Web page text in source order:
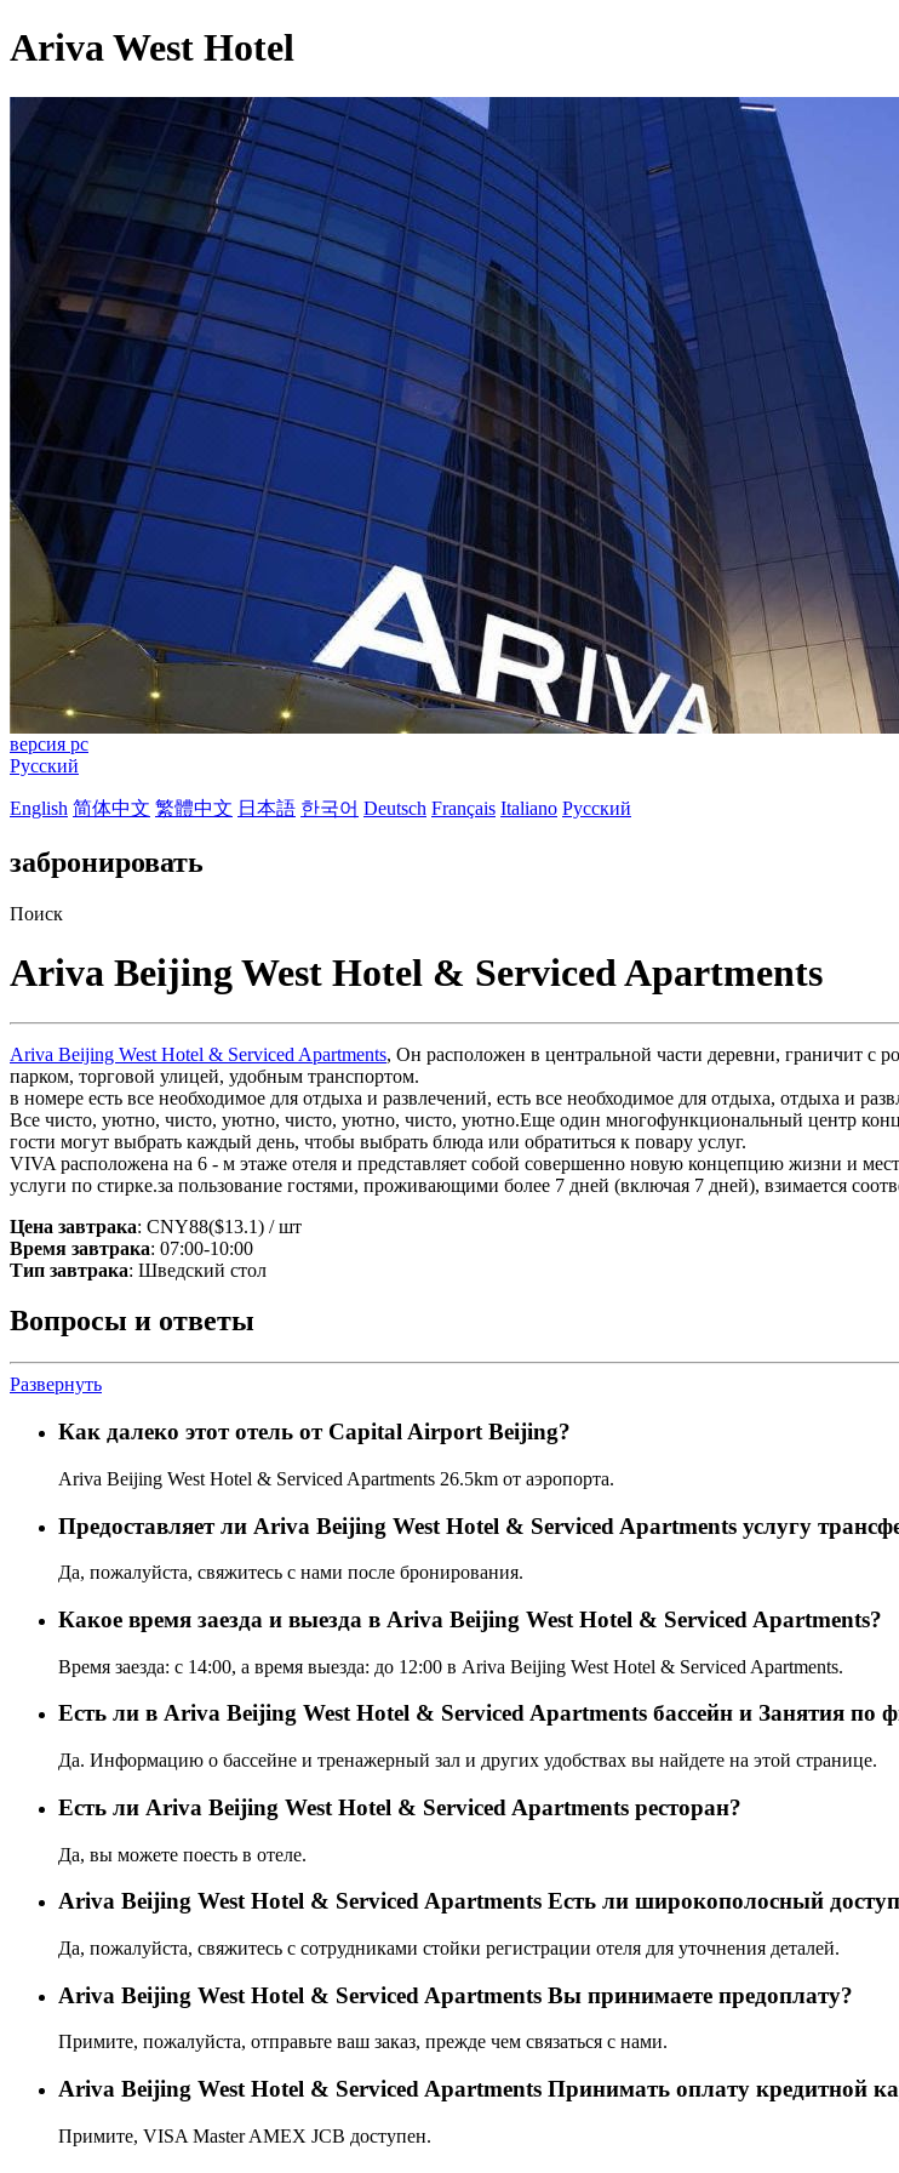
Ariva West Hotel
версия pc
Русский
English 简体中文 繁體中文 日本語 한국어 Deutsch Français Italiano Русский
забронировать
Поиск
Ariva Beijing West Hotel & Serviced Apartments
Ariva Beijing West Hotel & Serviced Apartments, Он расположен в центральной части деревни, граничит с
парком, торговой улицей, удобным транспортом.
в номере есть все необходимое для отдыха и развлечений, есть все необходимое для отдыха, отдыха и
Все чисто, уютно, чисто, уютно, чисто, уютно, чисто, уютно.Еще один многофункциональный центр
гости могут выбрать каждый день, чтобы выбрать блюда или обратиться к повару услуг.
VIVA расположена на 6 - м этаже отеля и представляет собой совершенно новую концепцию жизни и
услуги по стирке.за пользование гостями, проживающими более 7 дней (включая 7 дней), взимается
Цена завтрака: CNY88($13.1) / шт
Время завтрака: 07:00-10:00
Тип завтрака: Шведский стол
Вопросы и ответы
Развернуть
Как далеко этот отель от Capital Airport Beijing?
Ariva Beijing West Hotel & Serviced Apartments 26.5km от аэропорта.
Предоставляет ли Ariva Beijing West Hotel & Serviced Apartments услугу
Да, пожалуйста, свяжитесь с нами после бронирования.
Какое время заезда и выезда в Ariva Beijing West Hotel & Serviced Apartments?
Время заезда: с 14:00, а время выезда: до 12:00 в Ariva Beijing West Hotel & Serviced Apartments.
Есть ли в Ariva Beijing West Hotel & Serviced Apartments бассейн и Занятия по
Да. Информацию о бассейне и тренажерный зал и других удобствах вы найдете на этой странице.
Eсть ли Ariva Beijing West Hotel & Serviced Apartments ресторан?
Да, вы можете поесть в отеле.
Ariva Beijing West Hotel & Serviced Apartments Есть ли широкополосный
Да, пожалуйста, свяжитесь с сотрудниками стойки регистрации отеля для уточнения деталей.
Ariva Beijing West Hotel & Serviced Apartments Вы принимаете предоплату?
Примите, пожалуйста, отправьте ваш заказ, прежде чем связаться с нами.
Ariva Beijing West Hotel & Serviced Apartments Принимать оплату кредитной
Примите, VISA Master AMEX JCB доступен.